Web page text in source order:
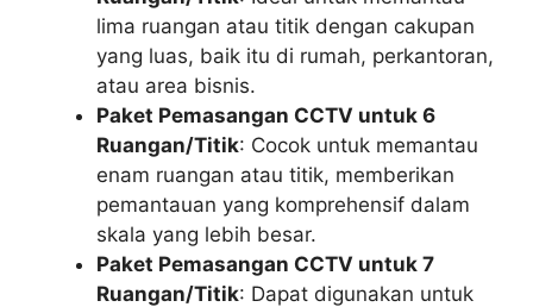
lima ruangan atau titik dengan cakupan
yang luas, baik itu di rumah, perkantoran,
atau area bisnis.
Paket Pemasangan CCTV untuk 6
Ruangan/Titik: Cocok untuk memantau
enam ruangan atau titik, memberikan
pemantauan yang komprehensif dalam
skala yang lebih besar.
Paket Pemasangan CCTV untuk 7
Ruangan/Titik: Dapat digunakan untuk